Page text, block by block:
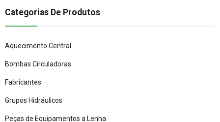
Categorias De Produtos
Aquecimento Central
Bombas Circuladoras
Fabricantes
Grupos Hidráulicos
Peças de Equipamentos a Lenha